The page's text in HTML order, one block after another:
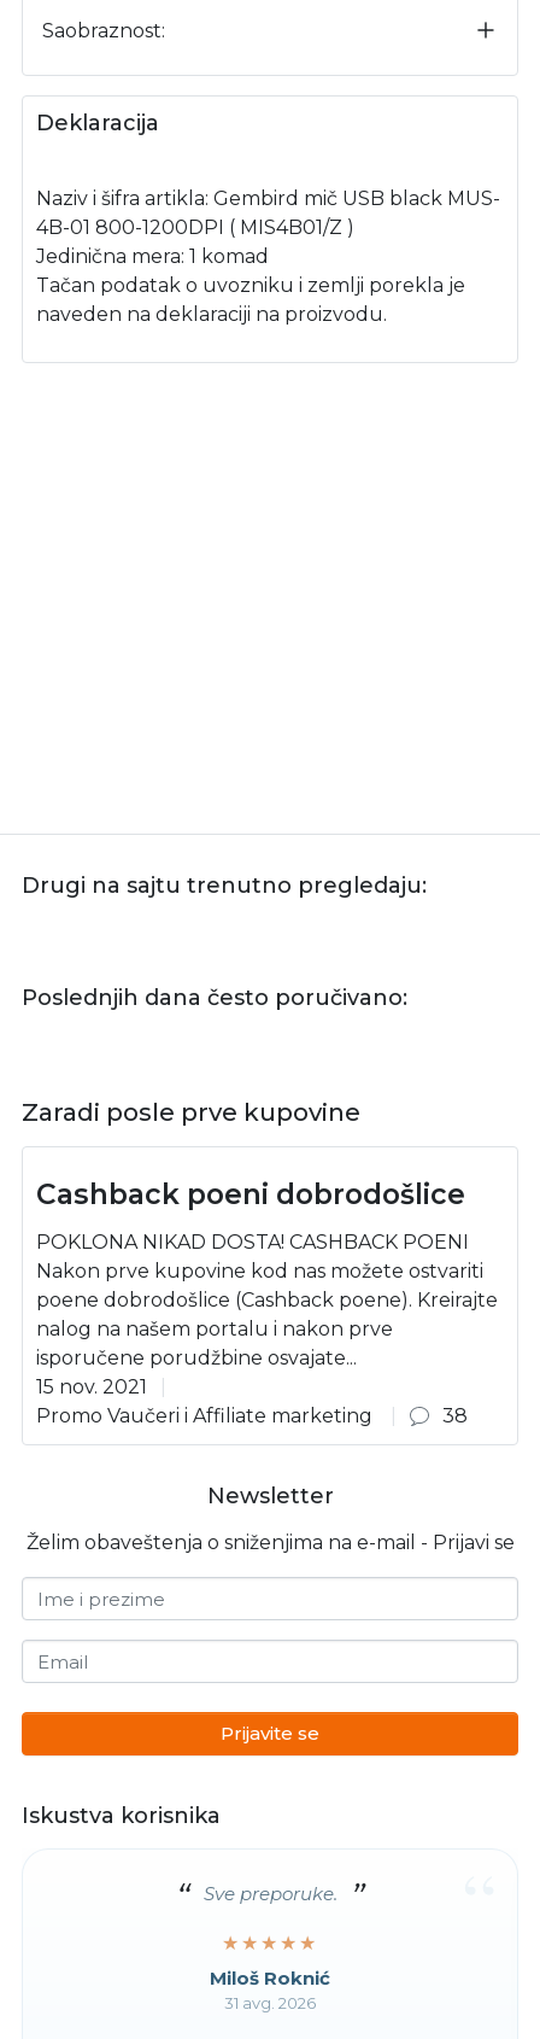
Saobraznost:
Deklaracija
Naziv i šifra artikla: Gembird mič USB black MUS-
4B-01 800-1200DPI ( MIS4B01/Z )
Jedinična mera: 1 komad
Tačan podatak o uvozniku i zemlji porekla je
naveden na deklaraciji na proizvodu.
Drugi na sajtu trenutno pregledaju:
Poslednjih dana često poručivano:
Zaradi posle prve kupovine
Cashback poeni dobrodošlice
POKLONA NIKAD DOSTA! CASHBACK POENI
Nakon prve kupovine kod nas možete ostvariti
poene dobrodošlice (Cashback poene). Kreirajte
nalog na našem portalu i nakon prve
isporučene porudžbine osvajate...
15 nov. 2021
Promo Vaučeri i Affiliate marketing
38
Newsletter
Želim obaveštenja o sniženjima na e-mail - Prijavi se
Ime i prezime
Email
Prijavite se
Iskustva korisnika
Sve preporuke.
★★★★★
★★★★★
Miloš Roknić
31 avg. 2026